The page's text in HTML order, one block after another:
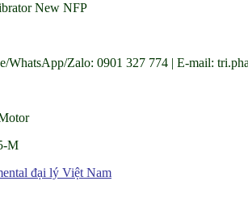
New NFP
Zalo: 0901 327 774 | E-mail:
M
đại lý Việt Nam